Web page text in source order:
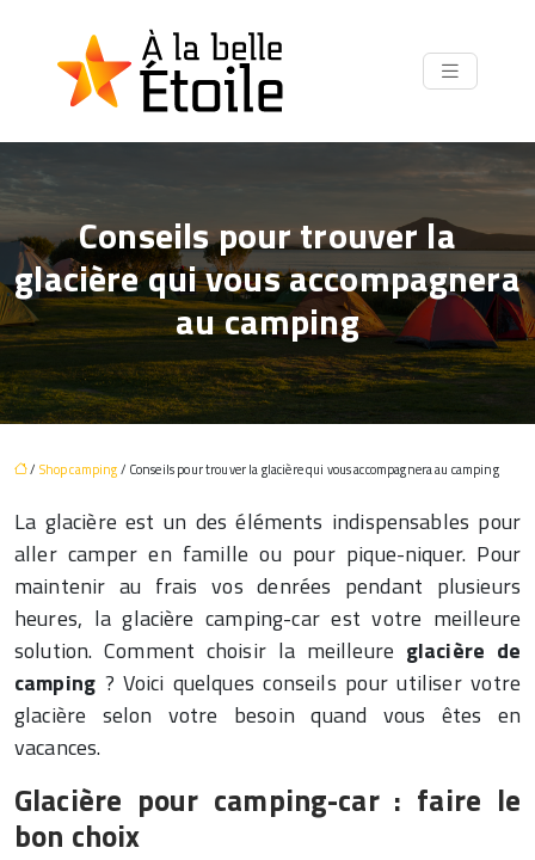
Conseils pour trouver la
glacière qui vous accompagnera
au camping
/ Shop camping/ Conseils pour trouver la glacière qui vous accompagnera au camping
La glacière est un des éléments indispensables pour
aller camper en famille ou pour pique-niquer. Pour
maintenir au frais vos denrées pendant plusieurs
heures, la glacière camping-car est votre meilleure
solution. Comment choisir la meilleure glacière de
camping ? Voici quelques conseils pour utiliser votre
glacière selon votre besoin quand vous êtes en
vacances.
Glacière pour camping-car : faire le
bon choix